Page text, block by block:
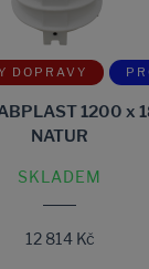
DOPRAVY
1200 x
NATUR
SKLADEM
12 814 Kč